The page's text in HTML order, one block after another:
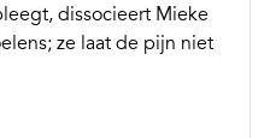
dissocieert Mieke
ze laat de pijn niet